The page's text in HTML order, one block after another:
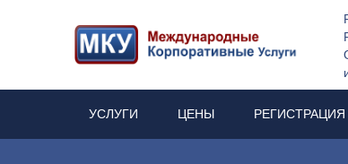
УСЛУГИ ЦЕНЫ